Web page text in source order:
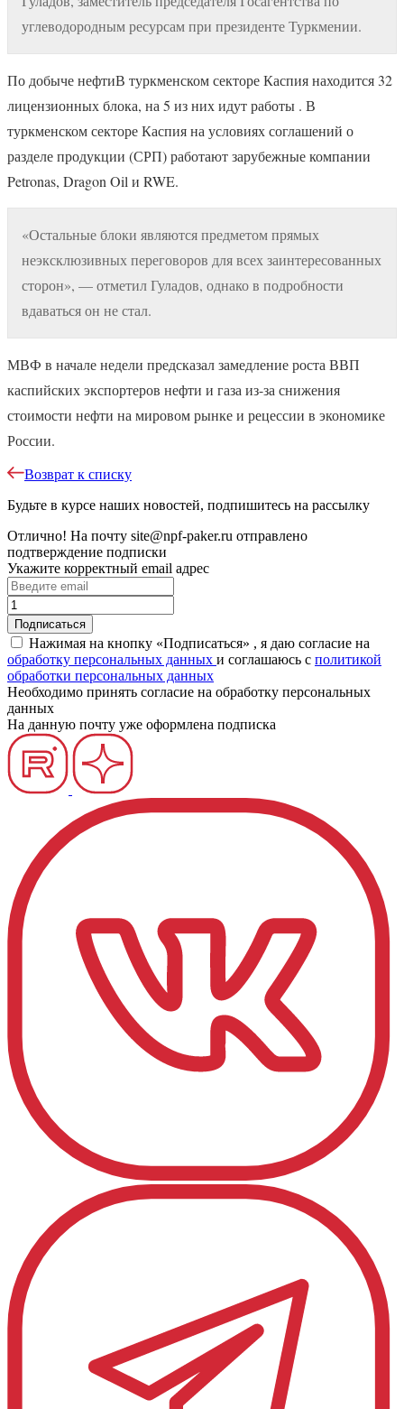
углеводородным ресурсам при президенте Туркмении.
По добыче нефтиВ туркменском секторе Каспия находится 32
лицензионных блока, на 5 из них идут работы . В
туркменском секторе Каспия на условиях соглашений о
разделе продукции (СРП) работают зарубежные компании
Petronas, Dragon Oil и RWE.
«Остальные блоки являются предметом прямых
неэксклюзивных переговоров для всех заинтересованных
сторон», — отметил Гуладов, однако в подробности
вдаваться он не стал.
МВФ в начале недели предсказал замедление роста ВВП
каспийских экспортеров нефти и газа из-за снижения
стоимости нефти на мировом рынке и рецессии в экономике
России.
Возврат к списку
Будьте в курсе наших новостей, подпишитесь на рассылку
Отлично! На почту site@npf-paker.ru отправлено
подтверждение подписки
Укажите корректный email адрес
Нажимая на кнопку «Подписаться» , я даю согласие на
обработку персональных данных и соглашаюсь c политикой
обработки персональных данных
Необходимо принять согласие на обработку персональных
данных
На данную почту уже оформлена подписка